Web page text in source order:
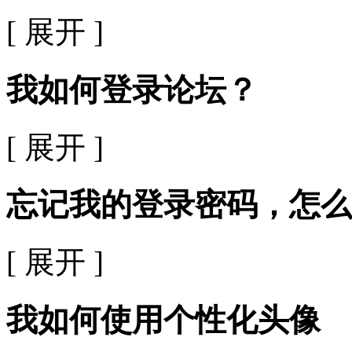
[ 展开 ]
我如何登录论坛？
[ 展开 ]
忘记我的登录密码，怎
[ 展开 ]
我如何使用个性化头像